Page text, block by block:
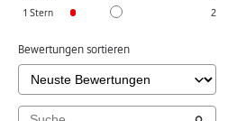
1 Stern 2
Bewertungen sortieren